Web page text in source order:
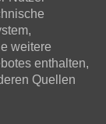
weitere
enthalten,
Quellen